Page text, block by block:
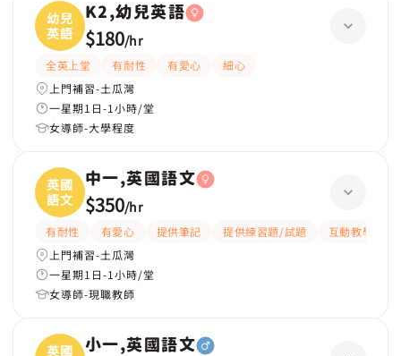
幼兒
英語
K2,幼兒英語
$180/hr
全英上堂 有耐性 有愛心
細心
上門補習-土瓜灣
一星期1日-1小時/堂
女導師-大學程度
英國
語文
中一,英國語文
$350/hr
有耐性 有愛心 提供筆記 提供練習題/試題 互動教學
上門補習-土瓜灣
一星期1日-1小時/堂
女導師-現職教師
英國
小一,英國語文